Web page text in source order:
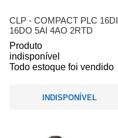
CLP - COMPACT PLC 16DI
16DO 5AI 4AO 2RTD
Produto
indisponível
Todo estoque foi vendido
INDISPONÍVEL